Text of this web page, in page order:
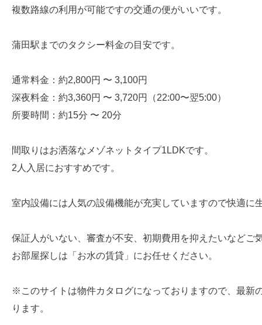
複数路線の利用が可能ですの交通の便がいいです。
蒲田駅までのタクシー料金の目安です。
通常料金：約2,800円 〜 3,100円
深夜料金：約3,360円 〜 3,720円（22:00〜翌5:00）
所要時間：約15分 〜 20分
間取りはお洒落なメゾネットタイプ1LDKです。
2人入居におすすめです。
室内設備には人気の設備機能が充実していますので快適に
保証人がいない、審査が不安、初期費用を抑えたいなどご
お部屋探しは「お水の賃貸」にお任せください。
※このサイトは物件カタログになっておりますので、最新
ります。